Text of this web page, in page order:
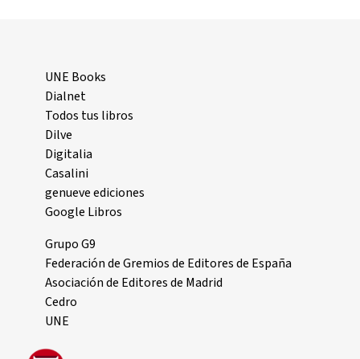
UNE Books
Dialnet
Todos tus libros
Dilve
Digitalia
Casalini
genueve ediciones
Google Libros
Grupo G9
Federación de Gremios de Editores de España
Asociación de Editores de Madrid
Cedro
UNE